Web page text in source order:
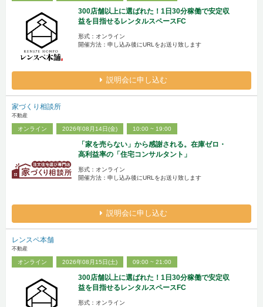
300店舗以上に選ばれた！1日30分稼働で安定収
益を目指せるレンタルスペースFC
形式：オンライン
開催方法：申し込み後にURLをお送り致します
説明会に申し込む
家づくり相談所
不動産
オンライン 2026年08月14日(金) 10:00 ~ 19:00
「家を売らない」から感謝される。在庫ゼロ・
高利益率の「住宅コンサルタント」
形式：オンライン
開催方法：申し込み後にURLをお送り致します
説明会に申し込む
レンスペ本舗
不動産
オンライン 2026年08月15日(土) 09:00 ~ 21:00
300店舗以上に選ばれた！1日30分稼働で安定収
益を目指せるレンタルスペースFC
形式：オンライン